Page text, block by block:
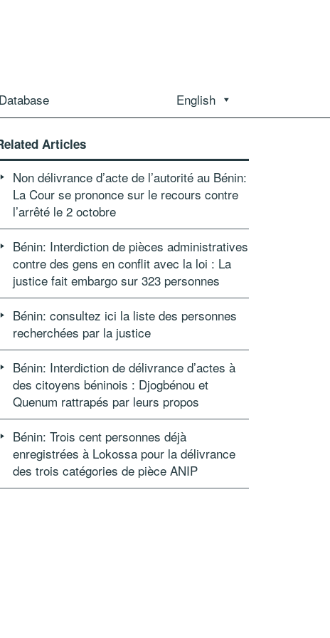
English
Articles
Non délivrance d’acte de l’autorité au Bénin:
La Cour se prononce sur le recours contre
l’arrêté le 2 octobre
Bénin: Interdiction de pièces administratives
contre des gens en conflit avec la loi : La
justice fait embargo sur 323 personnes
Bénin: consultez ici la liste des personnes
recherchées par la justice
Bénin: Interdiction de délivrance d’actes à
des citoyens béninois : Djogbénou et
Quenum rattrapés par leurs propos
Bénin: Trois cent personnes déjà
enregistrées à Lokossa pour la délivrance
des trois catégories de pièce ANIP